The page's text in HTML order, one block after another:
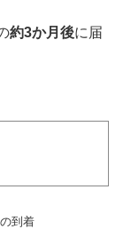
約3か月後に届
到着